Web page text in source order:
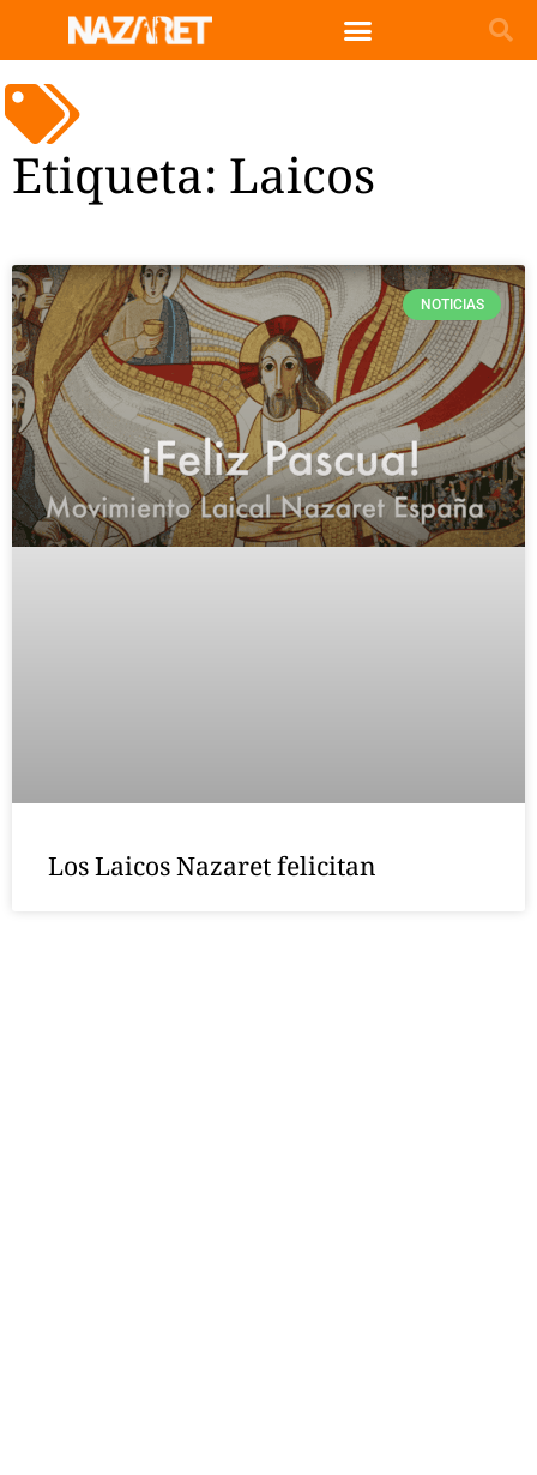
Etiqueta: Laicos
NOTICIAS
Los Laicos Nazaret felicitan